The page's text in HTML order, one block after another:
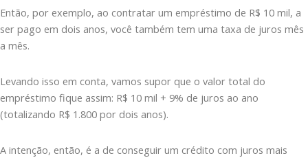
Então, por exemplo, ao contratar um empréstimo de R$ 10 mil, a
ser pago em dois anos, você também tem uma taxa de juros mês
a mês.
Levando isso em conta, vamos supor que o valor total do
empréstimo fique assim: R$ 10 mil + 9% de juros ao ano
(totalizando R$ 1.800 por dois anos).
A intenção, então, é a de conseguir um crédito com juros mais